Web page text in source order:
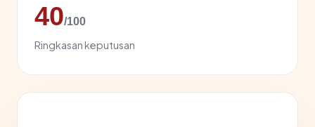
40/100
Ringkasan keputusan